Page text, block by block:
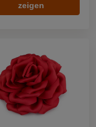
zeigen